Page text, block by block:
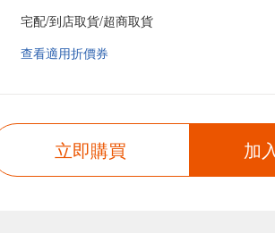
宅配/到店取貨/超商取貨
查看適用折價券
立即購買 加